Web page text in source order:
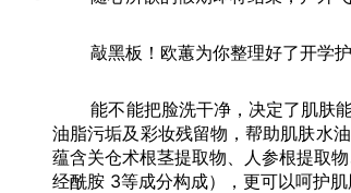
敲黑板！欧蕙为你整理好了开学护
能不能把脸洗干净，决定了肌肤能
油脂污垢及彩妆残留物，帮助肌肤水
蕴含关仓术根茎提取物、人参根提取
经酰胺 3等成分构成），更可以呵护肌